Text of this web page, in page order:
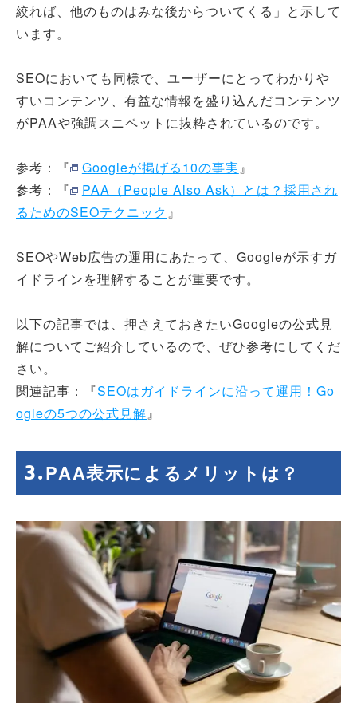
絞れば、他のものはみな後からついてくる」と示して
います。
SEOにおいても同様で、ユーザーにとってわかりや
すいコンテンツ、有益な情報を盛り込んだコンテンツ
がPAAや強調スニペットに抜粋されているのです。
参考：『 Googleが掲げる10の事実』
参考：『
PAA（People Also Ask）とは？採用され
るためのSEOテクニック 』
SEOやWeb広告の運用にあたって、Googleが示すガ
イドラインを理解することが重要です。
以下の記事では、押さえておきたいGoogleの公式見
解についてご紹介しているので、ぜひ参考にしてくだ
さい。
関連記事：『SEOはガイドラインに沿って運用！Go
ogleの5つの公式見解』
PAA表示によるメリットは？